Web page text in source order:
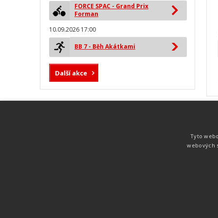
FORCE SPAC - Grand Prix
Forman
10.09.2026 17:00
BB 7 - Běh Akátkami
Další akce
technologie od společnosti MYLAPS. Tato
technologie je používána na olympijských
. Publikování a šíření obsahu je bez
Tyto
webových